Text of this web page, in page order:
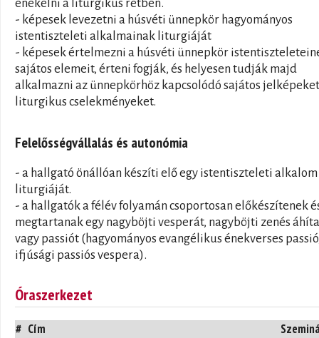
énekelni a liturgikus rétben.
- képesek levezetni a húsvéti ünnepkör hagyományos
istentiszteleti alkalmainak liturgiáját
- képesek értelmezni a húsvéti ünnepkör
sajátos elemeit, érteni fogják, és helyesen tudják majd
alkalmazni az ünnepkörhöz kapcsolódó sajátos
liturgikus cselekményeket.
Felelősségvállalás és autonómia
- a hallgató önállóan készíti elő egy istentiszteleti alkalom
liturgiáját.
- a hallgatók a félév folyamán csoportosan előkészítenek
megtartanak egy nagyböjti vesperát, nagyböjti zenés
vagy passiót (hagyományos evangélikus énekverses
ifjúsági passiós vespera).
Óraszerkezet
# Cím